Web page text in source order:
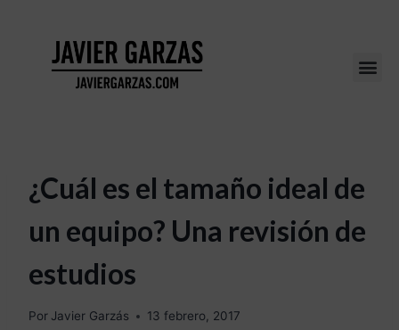
¿Cuál es el tamaño ideal de
un equipo? Una revisión de
estudios
Por Javier Garzás 13 febrero, 2017